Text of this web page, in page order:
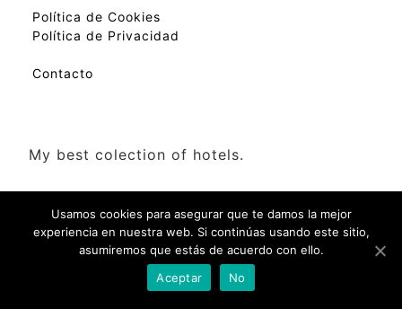
Política de Cookies
Política de Privacidad
Contacto
My best colection of hotels.
Usamos cookies para asegurar que te damos la mejor
experiencia en nuestra web. Si continúas usando este sitio,
asumiremos que estás de acuerdo con ello.
Aceptar
No
Check Availability(Disponibilidad)